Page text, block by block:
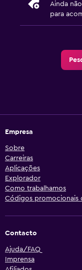
Ainda
para
Empresa
Sobre
Carreiras
Aplicações
Explorador
Como trabalhamos
Códigos promocionais
Contacto
Ajuda/FAQ
Imprensa